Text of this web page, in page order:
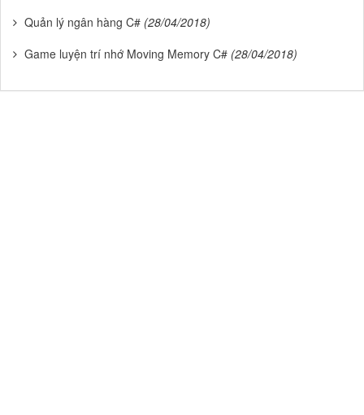
Quản lý ngân hàng C# (28/04/2018)
Game luyện trí nhớ Moving Memory C# (28/04/2018)